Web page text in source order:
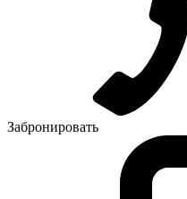
Забронировать